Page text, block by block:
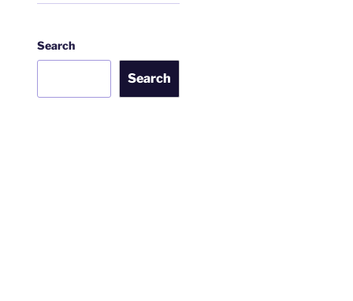
Search
Search